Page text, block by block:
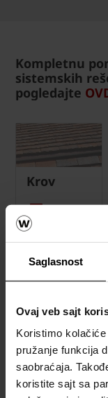
Saglasnost
Ovaj veb sajt
Koristimo
pružanje funkcija
saobraćaja.
koristite sajt sa
Kompletnu
sistemskih
pogledajte
Krov
proračun
materijala
za krov
Naručite
besplatan
proračun
materijala
Naručite